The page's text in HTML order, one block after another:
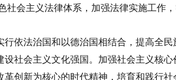
会主义法律体系，加强法律实施工作
依法治国和以德治国相结合，提高全
社会主义文化强国。加强社会主义核
创新为核心的时代精神，培育和践行